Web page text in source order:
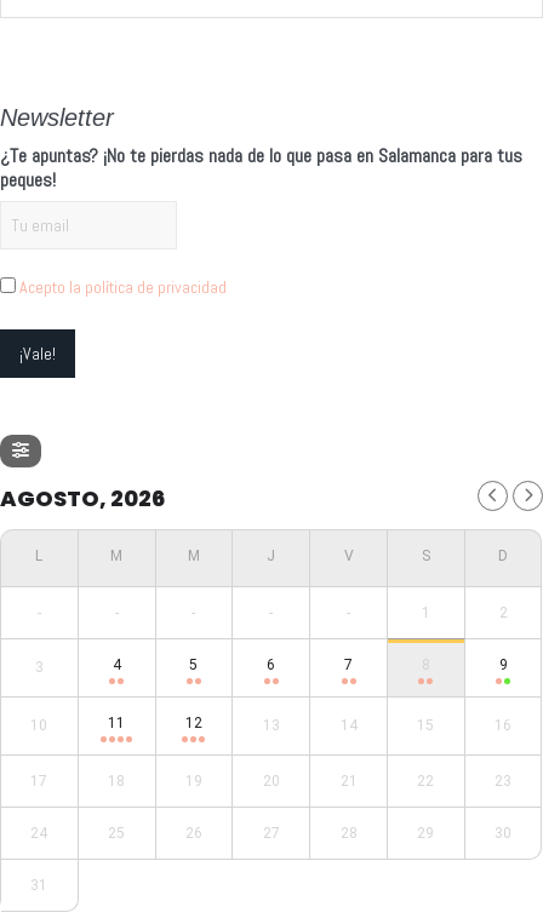
Newsletter
¿Te apuntas? ¡No te pierdas nada de lo que pasa en Salamanca para tus
peques!
Acepto la política de privacidad
AGOSTO, 2026
- - - - - 1 2
3 4 5 6 7 8 9
10 11 12 13 14 15 16
17 18 19 20 21 22 23
24 25 26 27 28 29 30
31